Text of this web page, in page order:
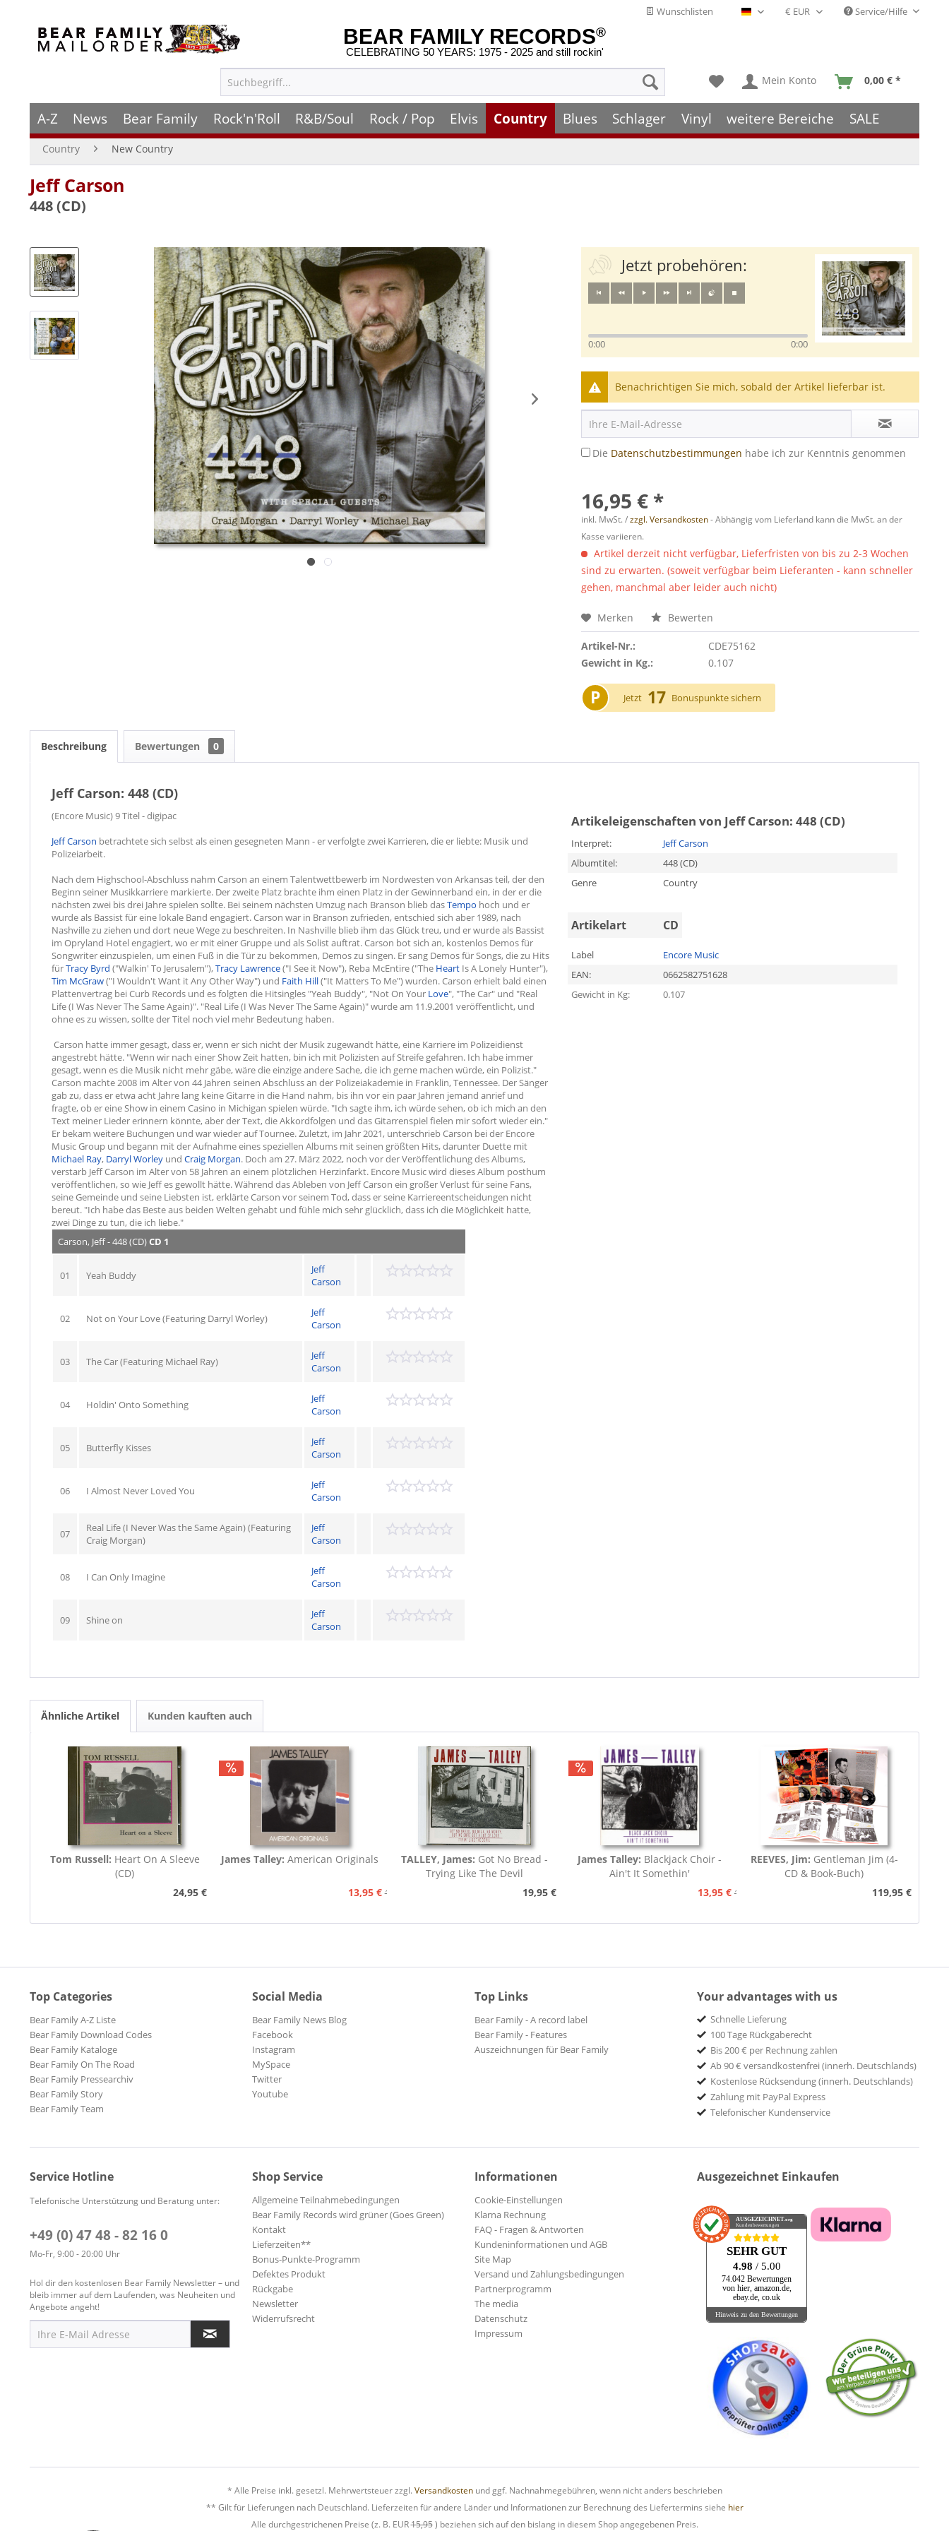
Wunschlisten Deutsch - DE Service/Hilfe
BEAR FAMILY RECORDS®
CELEBRATING 50 YEARS: 1975 - 2025 and still rockin'
Mein Konto 0,00 € *
A-Z News Bear Family Rock'n'Roll R&B/Soul Rock / Pop Elvis Country Blues Schlager Vinyl weitere Bereiche SALE
Country New Country
Jeff Carson
448 (CD)
Jetzt probehören:
0:00 0:00
Benachrichtigen Sie mich, sobald der Artikel lieferbar ist.
Die Datenschutzbestimmungen habe ich zur Kenntnis genommen
16,95 € *
inkl. MwSt. /zzgl. Versandkosten- Abhängig vom Lieferland kann die MwSt. an der
Kasse variieren.
Artikel derzeit nicht verfügbar, Lieferfristen von bis zu 2-3 Wochen
sind zu erwarten. (soweit verfügbar beim Lieferanten - kann schneller
gehen, manchmal aber leider auch nicht)
Merken Bewerten
Artikel-Nr.:
CDE75162
Gewicht in Kg.:
0.107
P Jetzt 17 Bonuspunkte sichern
Beschreibung Bewertungen 0
Jeff Carson: 448 (CD)
(Encore Music) 9 Titel - digipac
Jeff Carson betrachtete sich selbst als einen gesegneten Mann - er verfolgte zwei Karrieren, die er liebte: Musik und
Polizeiarbeit.
Nach dem Highschool-Abschluss nahm Carson an einem Talentwettbewerb im Nordwesten von Arkansas teil, der den
Beginn seiner Musikkarriere markierte. Der zweite Platz brachte ihm einen Platz in der Gewinnerband ein, in der er die
nächsten zwei bis drei Jahre spielen sollte. Bei seinem nächsten Umzug nach Branson blieb dasTempo hoch und er
wurde als Bassist für eine lokale Band engagiert. Carson war in Branson zufrieden, entschied sich aber 1989, nach
Nashville zu ziehen und dort neue Wege zu beschreiten. In Nashville blieb ihm das Glück treu, und er wurde als Bassist
im Opryland Hotel engagiert, wo er mit einer Gruppe und als Solist auftrat. Carson bot sich an, kostenlos Demos für
Songwriter einzuspielen, um einen Fuß in die Tür zu bekommen, Demos zu singen. Er sang Demos für Songs, die zu Hits
fürTracy Byrd ("Walkin' To Jerusalem"),Tracy Lawrence("I See it Now"), Reba McEntire ("The Heart Is A Lonely Hunter"),
Tim McGraw("I Wouldn't Want it Any Other Way") und Faith Hill("It Matters To Me") wurden. Carson erhielt bald einen
Plattenvertrag bei Curb Records und es folgten die Hitsingles "Yeah Buddy", "Not On Your Love", "The Car" und "Real
Life (I Was Never The Same Again)". "Real Life (I Was Never The Same Again)" wurde am 11.9.2001 veröffentlicht, und
ohne es zu wissen, sollte der Titel noch viel mehr Bedeutung haben.
Carson hatte immer gesagt, dass er, wenn er sich nicht der Musik zugewandt hätte, eine Karriere im Polizeidienst
angestrebt hätte. "Wenn wir nach einer Show Zeit hatten, bin ich mit Polizisten auf Streife gefahren. Ich habe immer
gesagt, wenn es die Musik nicht mehr gäbe, wäre die einzige andere Sache, die ich gerne machen würde, ein Polizist."
Carson machte 2008 im Alter von 44 Jahren seinen Abschluss an der Polizeiakademie in Franklin, Tennessee. Der Sänger
gab zu, dass er etwa acht Jahre lang keine Gitarre in die Hand nahm, bis ihn vor ein paar Jahren jemand anrief und
fragte, ob er eine Show in einem Casino in Michigan spielen würde. "Ich sagte ihm, ich würde sehen, ob ich mich an den
Text meiner Lieder erinnern könnte, aber der Text, die Akkordfolgen und das Gitarrenspiel fielen mir sofort wieder ein."
Er bekam weitere Buchungen und war wieder auf Tournee. Zuletzt, im Jahr 2021, unterschrieb Carson bei der Encore
Music Group und begann mit der Aufnahme eines speziellen Albums mit seinen größten Hits, darunter Duette mit
Michael Ray, Darryl Worley und Craig Morgan. Doch am 27. März 2022, noch vor der Veröffentlichung des Albums,
verstarb Jeff Carson im Alter von 58 Jahren an einem plötzlichen Herzinfarkt. Encore Music wird dieses Album posthum
veröffentlichen, so wie Jeff es gewollt hätte. Während das Ableben von Jeff Carson ein großer Verlust für seine Fans,
seine Gemeinde und seine Liebsten ist, erklärte Carson vor seinem Tod, dass er seine Karriereentscheidungen nicht
bereut. "Ich habe das Beste aus beiden Welten gehabt und fühle mich sehr glücklich, dass ich die Möglichkeit hatte,
zwei Dinge zu tun, die ich liebe."
Artikeleigenschaften von Jeff Carson: 448 (CD)
Interpret:
Jeff Carson
Albumtitel:
448 (CD)
Genre
Country
Artikelart CD
Label
Encore Music
EAN:
0662582751628
Gewicht in Kg:
0.107
Carson, Jeff - 448 (CD)CD 1
01 Yeah Buddy
Jeff
Carson
02 Not on Your Love (Featuring Darryl Worley)
Jeff
Carson
03 The Car (Featuring Michael Ray)
Jeff
Carson
04 Holdin' Onto Something
Jeff
Carson
05 Butterfly Kisses
Jeff
Carson
06 I Almost Never Loved You
Jeff
Carson
07
Real Life (I Never Was the Same Again) (Featuring
Craig Morgan)
Jeff
Carson
08 I Can Only Imagine
Jeff
Carson
09 Shine on
Jeff
Carson
Ähnliche Artikel Kunden kauften auch
Tom Russell: Heart On A Sleeve
(CD)
24,95 €
James Talley: American Originals
13,95 € 15,95 €
TALLEY, James: Got No Bread -
Trying Like The Devil
19,95 €
James Talley: Blackjack Choir -
Ain't It Somethin'
13,95 € 15,95 €
REEVES, Jim: Gentleman Jim (4-
CD & Book-Buch)
119,95 €
Top Categories
Bear Family A-Z Liste
Bear Family Download Codes
Bear Family Kataloge
Bear Family On The Road
Bear Family Pressearchiv
Bear Family Story
Bear Family Team
Social Media
Bear Family News Blog
Facebook
Instagram
MySpace
Twitter
Youtube
Top Links
Bear Family - A record label
Bear Family - Features
Auszeichnungen für Bear Family
Your advantages with us
Schnelle Lieferung
100 Tage Rückgaberecht
Bis 200 € per Rechnung zahlen
Ab 90 € versandkostenfrei (innerh. Deutschlands)
Kostenlose Rücksendung (innerh. Deutschlands)
Zahlung mit PayPal Express
Telefonischer Kundenservice
Service Hotline
Telefonische Unterstützung und Beratung unter:
+49 (0) 47 48 - 82 16 0
Mo-Fr, 9:00 - 20:00 Uhr
Hol dir den kostenlosen Bear Family Newsletter – und
bleib immer auf dem Laufenden, was Neuheiten und
Angebote angeht!
Shop Service
Allgemeine Teilnahmebedingungen
Bear Family Records wird grüner (Goes Green)
Kontakt
Lieferzeiten**
Bonus-Punkte-Programm
Defektes Produkt
Rückgabe
Newsletter
Widerrufsrecht
Informationen
Cookie-Einstellungen
Klarna Rechnung
FAQ - Fragen & Antworten
Kundeninformationen und AGB
Site Map
Versand und Zahlungsbedingungen
Partnerprogramm
The media
Datenschutz
Impressum
Ausgezeichnet Einkaufen
AUSGEZEICHNET.org
Kundenbewertungen
SEHR GUT
4.98 / 5.00
74.042 Bewertungen
von hier, amazon.de,
ebay.de, co.uk
Hinweis zu den Bewertungen
* Alle Preise inkl. gesetzl. Mehrwertsteuer zzgl. Versandkostenund ggf. Nachnahmegebühren, wenn nicht anders beschrieben
** Gilt für Lieferungen nach Deutschland. Lieferzeiten für andere Länder und Informationen zur Berechnung des Liefertermins siehe hier
Alle durchgestrichenen Preise (z. B. EUR15,95) beziehen sich auf den bislang in diesem Shop angegebenen Preis.